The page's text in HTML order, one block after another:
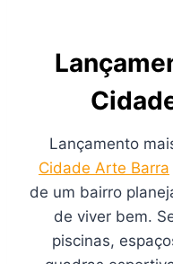
Lançamento
Cidade Arte Barra
de um bairro
de viver bem.
piscinas,